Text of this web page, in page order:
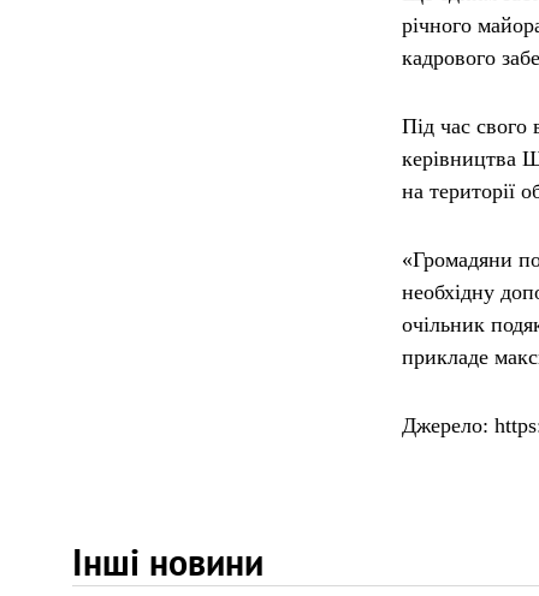
річного
кадрового
Під час
керівництва
на території
«Громадяни
необхідну
очільник
прикладе
Джерело:
Інші новини